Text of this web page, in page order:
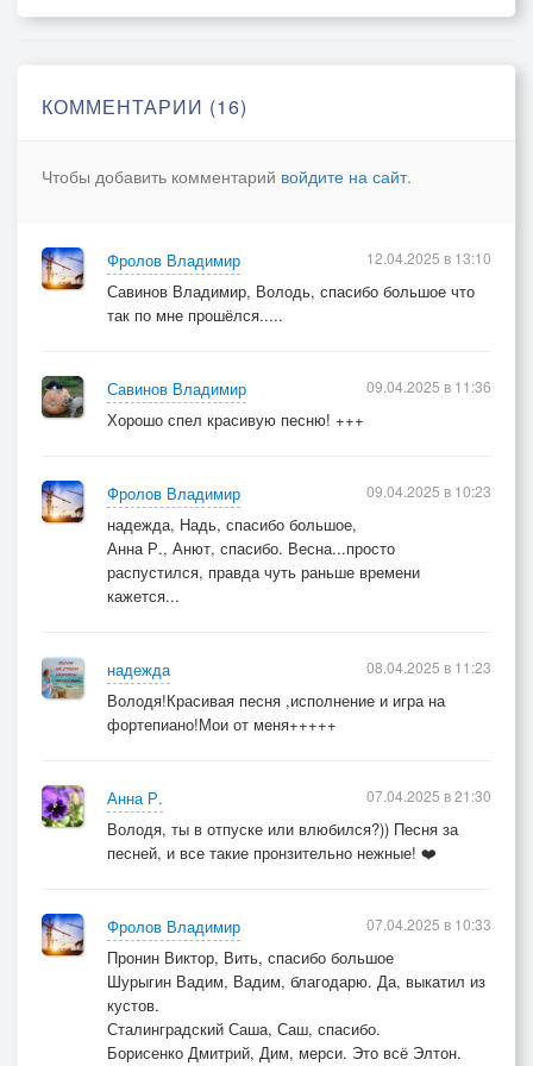
Если «прости», трудно будет нам сказать.
© Copyright: Влад Форест, 2025
КОММЕНТАРИИ (16)
Чтобы добавить комментарий войдите на сайт.
Фролов Владимир
Савинов Владимир, Володь, спасибо большое что
так по мне прошёлся.....
12.04.2025 в 13:10
Савинов Владимир
Хорошо спел красивую песню! +++
09.04.2025 в 11:36
Фролов Владимир
надежда, Надь, спасибо большое,
Анна Р., Анют, спасибо. Весна...просто
распустился, правда чуть раньше времени
кажется...
09.04.2025 в 10:23
надежда
Володя!Красивая песня ,исполнение и игра на
фортепиано!Мои от меня+++++
08.04.2025 в 11:23
Анна Р.
Володя, ты в отпуске или влюбился?)) Песня за
песней, и все такие пронзительно нежные! ❤️
07.04.2025 в 21:30
Фролов Владимир
Пронин Виктор, Вить, спасибо большое
Шурыгин Вадим, Вадим, благодарю. Да, выкатил из
кустов.
Сталинградский Саша, Саш, спасибо.
Борисенко Дмитрий, Дим, мерси. Это всё Элтон.
07.04.2025 в 10:33